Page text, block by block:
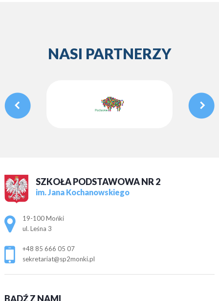
NASI PARTNERZY
SZKOŁA PODSTAWOWA NR 2
im. Jana Kochanowskiego
Adres pocztowy:
19-100 Mońki
ul. Leśna 3
+48 85 666 05 07
sekretariat@sp2monki.pl
BĄDŹ Z NAMI